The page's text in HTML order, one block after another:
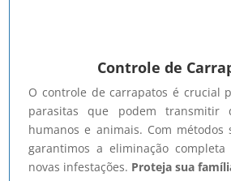
Controle de
O controle de carrapatos é crucial
parasitas que podem transmitir
humanos e animais. Com métodos
garantimos a eliminação
novas infestações. Proteja sua